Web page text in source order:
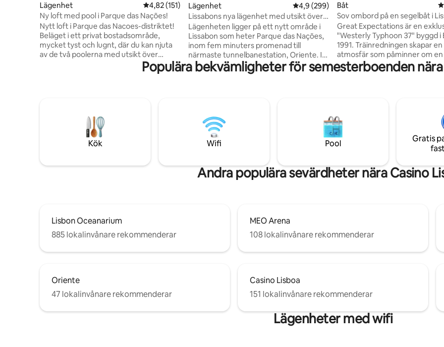
Lägenhet 4,82 av 5 i genomsnittligt betyg, 151 omdömen
4,82 (151)
Ny loft med pool i Parque das Nações!
Nytt loft i Parque das Nacoes-distriktet!
Beläget i ett privat bostadsområde,
mycket tyst och lugnt, där du kan njuta
av de två poolerna med utsikt över
tunnelbanan ligger precis utanför dörren
dubbelsäng och fullt utrustad för din
perfekta vistelse. Poolen är öppen från 1
juli till 30 september 2026. Privat
parkering: 10 €/dag.
Lägenhet 4,9 av 5 i genomsnittligt betyg, 299
4,9 (299)
Lissabons nya lägenhet med utsikt över
floden
Lägenheten ligger på ett nytt område i
Lissabon som heter Parque das Nações,
inom fem minuters promenad till
närmaste tunnelbanestation, Oriente. I
detta nya område har du flera museer
inklusive Oceanarium, parker och
floden Tagus. Du kan njuta av en privat
parkering med möjlighet att ladda elbilar.
Det är en stängd låda med 2,1 m bred
Båt
Sov ombord på en segelbåt i
Great Expectations är en
"Westerly Typhoon 37" byggd i
1991. Träinredningen skapar
atmosfär som påminner om
pub. Byggkvaliteten,
designen kommer att få dig att
(med Netflix) ombord. Det
musikradiosystem (med USB-
för underhållning ombord. FESTER OCH
RÖKNING PÅ BÅTEN ÄR
FÖRBJUDNA!
Populära bekvämligheter för semesterboenden
Kök Wifi Pool
Gratis
Andra populära sevärdheter nära Casino
Lisbon Oceanarium
885 lokalinvånare rekommenderar
MEO Arena
108 lokalinvånare rekommenderar
Oriente
47 lokalinvånare rekommenderar
Casino Lisboa
151 lokalinvånare rekommenderar
Lägenheter med wifi